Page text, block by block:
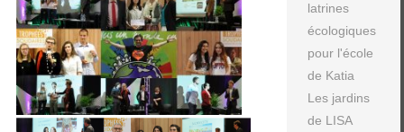
latrines
écologiques
pour l'école
de Katia
Les jardins
de LISA